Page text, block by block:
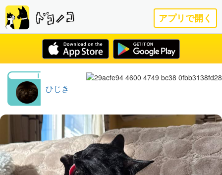
アプリで開く
ひじき